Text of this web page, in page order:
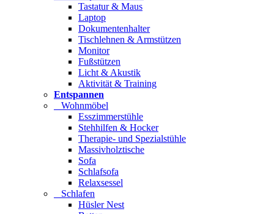
Tastatur & Maus
Laptop
Dokumentenhalter
Tischlehnen & Armstützen
Monitor
Fußstützen
Licht & Akustik
Aktivität & Training
Entspannen
Wohnmöbel
Esszimmerstühle
Stehhilfen & Hocker
Therapie- und Spezialstühle
Massivholztische
Sofa
Schlafsofa
Relaxsessel
Schlafen
Hüsler Nest